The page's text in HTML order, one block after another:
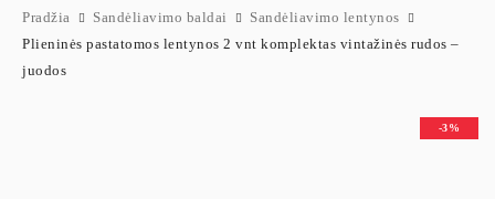
Pradžia Sandėliavimo baldai
Sandėliavimo lentynos
Plieninės pastatomos lentynos 2 vnt komplektas vintažinės rudos –
juodos
-3%